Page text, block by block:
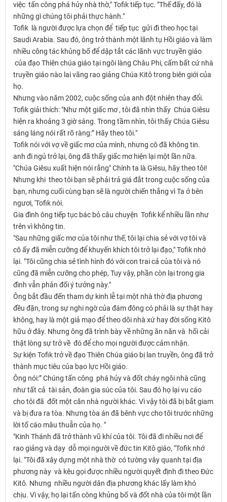
việc tấn công phá hủy nhà thờ," Tofik tiếp tục. "Thế đấy, đó là
những gì chúng tôi phải thực hành."
Tofik là người được lựa chọn để tiếp tục gửi đi theo học tại
Saudi Arabia. Sau đó, ông trở thành một lãnh tụ Hồi giáo và làm
nhiều công tác khủng bố để dập tắt các lãnh vực truyền giáo
của đạo Thiên chúa giáo tại ngôi làng Châu Phi, cấm bất cứ nhà
truyền giáo nào lai vãng rao giảng Chúa Kitô trong biên giới của
họ.
Nhưng vào năm 2002, cuộc sống của anh đột nhiên thay đổi.
Tofik giải thích: "Như một giấc mơ , tôi đã nhìn thấy Chúa Giêsu
hiện ra khoảng 3 giờ sáng. Trong tầm nhìn, tôi thấy Chúa Giêsu
sáng láng nói rất rõ ràng:” Hãy theo tôi."
Tofik nói với vợ về giấc mơ của mình, nhưng cô đã không tin.
anh đi ngủ trở lại, ông đã thấy giấc mơ hiện lại một lần nữa.
"Chúa Giêsu xuất hiện nói rằng" Chính ta là Giêsu, hãy theo tôi!
Nhưng khi theo tôi bạn sẽ phải trả giá đắt trong cuộc sống của
bạn, nhưng cuối cùng bạn sẽ là người chiến thắng vì Ta ở bên
ngươi, 'Tofik nói.
Gia đình ông tiếp tục bác bỏ câu chuyện Tofik kể nhiều lần như
trên vì không tin.
"Sau những giấc mơ của tôi như thế, tôi lại chia sẻ với vợ tôi và
cô ấy đã miễn cưỡng để khuyến khích tôi trở lại đạo," Tofik nhớ
lại. "Tôi cũng chia sẻ tình hình đó với con trai cả của tôi và nó
cũng đã miễn cưỡng cho phép, Tuy vậy, phần còn lại trong gia
đình vẫn phản đối ý tưởng này."
Ông bắt đầu đến tham dự kinh lễ tại một nhà thờ địa phương
đều đặn, trong sự nghi ngờ của đám đông có phải là sự thật hay
không, hay là một giả mạo để theo dõi nhà xứ hay đời sống Kitô
hữu ở đây. Nhưng ông đã trình bày về những ăn năn và hối cải
thật lòng sự trở về đó để cho mọi người được cảm nhận.
Sự kiện Tofik trở về đạo Thiên Chúa giáo bị lan truyền, ông đã trở
thành mục tiêu của bạo lực Hồi giáo.
Ông nói:” Chúng tấn công phá hủy và đốt cháy ngôi nhà cũng
như tất cả tài sản, đoàn gia súc của tôi. Sau đó họ lại vu cáo
cho tôi đã đốt một căn nhà người khác. Vì vậy tôi đã bị bắt giam
và bị đưa ra tòa. Nhưng tòa án đã bênh vực cho tôi trước những
lời tố cáo mâu thuẫn của họ. "
"Kinh Thánh đã trở thành vũ khí của tôi. Tôi đã đi nhiều nơi để
rao giảng và dạy dỗ mọi người về đức tin Kitô giáo, "Tofik nhớ
lại. "Tôi đã xây dựng một nhà thờ có tường vây quanh tại địa
phương này và kêu gọi được nhiều người quyết định đi theo Đức
Kitô. Nhưng nhiều người dân địa phương khác lấy làm khó
chịu. Vì vậy, họ lại tấn công khủng bố và đốt nhà của tôi một lần